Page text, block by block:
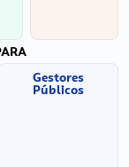
Gestores
Públicos